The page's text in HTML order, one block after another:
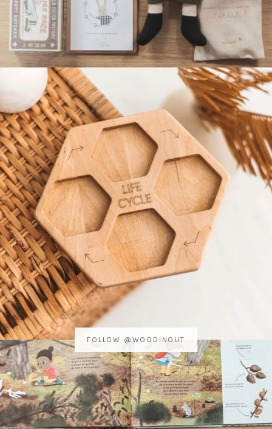
FOLLOW @WOODINOUT